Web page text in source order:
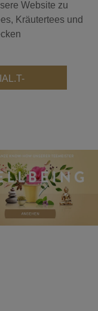
Website zu
Kräutertees und